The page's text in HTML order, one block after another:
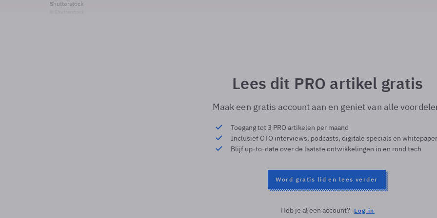
Shutterstock
Lees dit PRO artikel gratis
Maak een gratis account aan en geniet van alle
Toegang tot 3 PRO artikelen per maand
Inclusief CTO interviews, podcasts, digitale specials en
Blijf up-to-date over de laatste ontwikkelingen in en rond tech
Word gratis lid en lees verder
Heb je al een account? Log in